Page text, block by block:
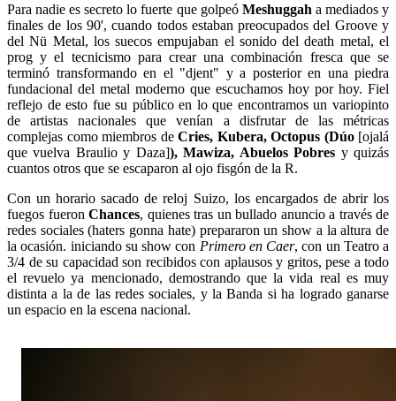
Para nadie es secreto lo fuerte que golpeó Meshuggah a mediados y
finales de los 90', cuando todos estaban preocupados del Groove y
del Nü Metal, los suecos empujaban el sonido del death metal, el
prog y el tecnicismo para crear una combinación fresca que se
terminó transformando en el "djent" y a posterior en una piedra
fundacional del metal moderno que escuchamos hoy por hoy. Fiel
reflejo de esto fue su público en lo que encontramos un variopinto
de artistas nacionales que venían a disfrutar de las métricas
complejas como miembros de Cries, Kubera, Octopus (Dúo [ojalá
que vuelva Braulio y Daza]), Mawiza, Abuelos Pobres y quizás
cuantos otros que se escaparon al ojo fisgón de la R.
Con un horario sacado de reloj Suizo, los encargados de abrir los
fuegos fueron Chances, quienes tras un bullado anuncio a través de
redes sociales (haters gonna hate) prepararon un show a la altura de
la ocasión. iniciando su show con Primero en Caer, con un Teatro a
3/4 de su capacidad son recibidos con aplausos y gritos, pese a todo
el revuelo ya mencionado, demostrando que la vida real es muy
distinta a la de las redes sociales, y la Banda si ha logrado ganarse
un espacio en la escena nacional.